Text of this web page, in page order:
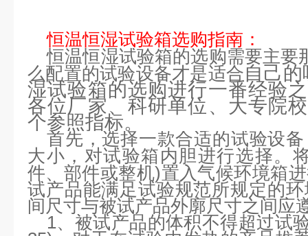
恒温恒湿试验箱选购指南：
恒温恒湿试验箱的选购需要主要
么配置的试验设备才是适合自己
湿试验箱的选购进行一番经验
各位厂家、科研单位、大专院
个参照指标。
首先，选择一款合适的试验设
大小，对试验箱内胆进行选择。
件、部件或整机)置入气候环境箱
试产品能满足试验规范所规定的
间尺寸与被试产品外廓尺寸之间应
1、被试产品的体积不得超过试